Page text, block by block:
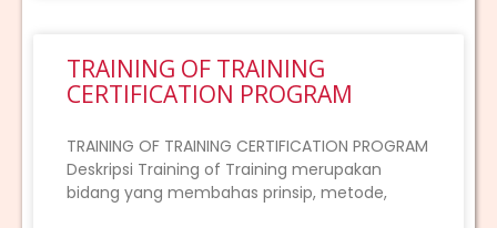
TRAINING OF TRAINING
CERTIFICATION PROGRAM
TRAINING OF TRAINING CERTIFICATION PROGRAM
Deskripsi Training of Training merupakan
bidang yang membahas prinsip, metode,